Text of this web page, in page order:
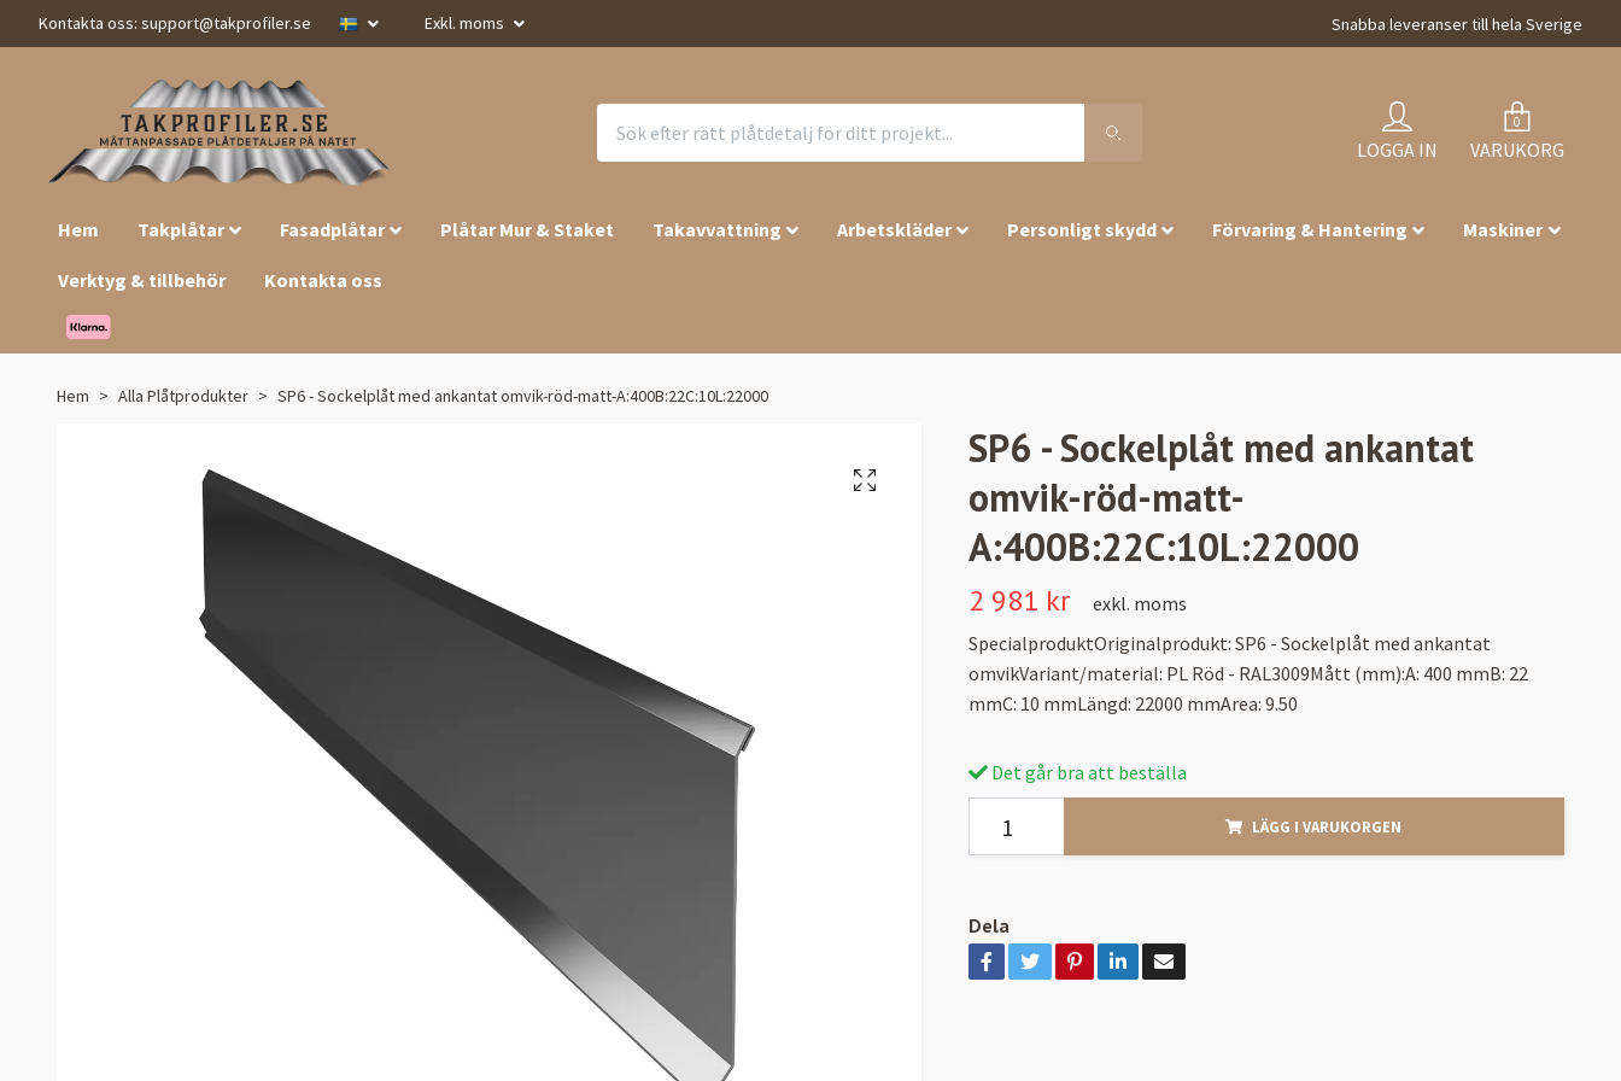
Kontakta oss: support@takprofiler.se Exkl. moms Snabba leveranser till hela Sverige
LOGGA IN
0
VARUKORG
Hem Takplåtar Fasadplåtar Plåtar Mur & Staket Takavvattning Arbetskläder Personligt skydd Förvaring & Hantering Maskiner
Verktyg & tillbehör Kontakta oss
Hem Alla Plåtprodukter SP6 - Sockelplåt med ankantat omvik-röd-matt-A:400B:22C:10L:22000
SP6 - Sockelplåt med ankantat
omvik-röd-matt-
A:400B:22C:10L:22000
2 981 kr
exkl. moms
SpecialproduktOriginalprodukt: SP6 - Sockelplåt med ankantat
omvikVariant/material: PL Röd - RAL3009Mått (mm):A: 400 mmB: 22
mmC: 10 mmLängd: 22000 mmArea: 9.50
Det går bra att beställa
LÄGG I VARUKORGEN
Dela